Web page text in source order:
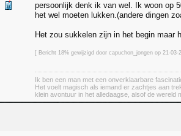
persoonlijk denk ik van wel. Ik woon op
het wel moeten lukken.(andere dingen
Het zou sukkelen zijn in het begin maar
[ Bericht 18% gewijzigd door capuchon_jongen op 21-03-
Ik ben een man met een onverklaarbare
Het voelt magisch als iemand er zachtjes aan
klein avontuur in het alledaagse, alsof de